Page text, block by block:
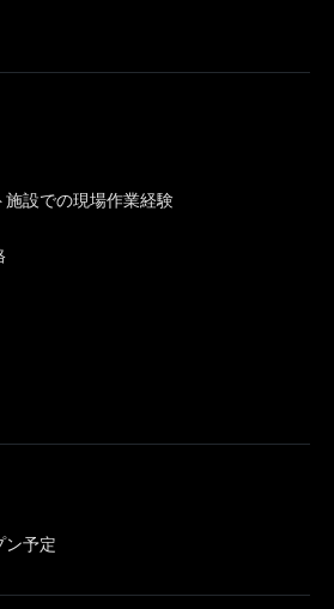
施設での現場作業経験
ン予定